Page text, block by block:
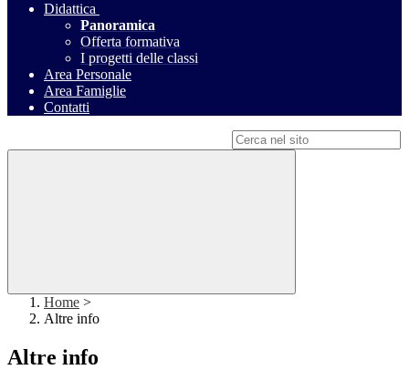
Didattica
Panoramica
Offerta formativa
I progetti delle classi
Area Personale
Area Famiglie
Contatti
Home >
Altre info
Altre info